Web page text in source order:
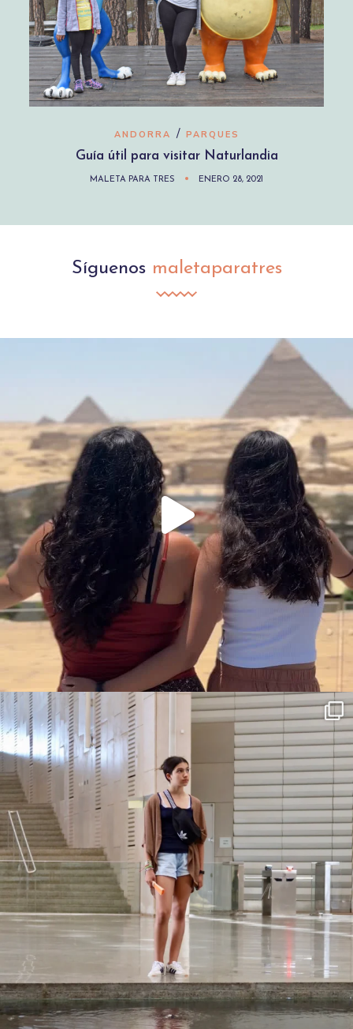
ANDORRA / PARQUES
Guía útil para visitar Naturlandia
MALETA PARA TRES ENERO 28, 2021
Síguenos maletaparatres